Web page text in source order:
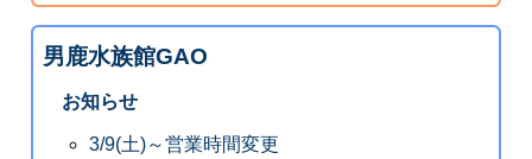
男鹿水族館GAO
お知らせ
3/9(土)～営業時間変更